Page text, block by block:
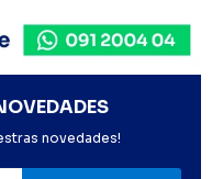
novedades!